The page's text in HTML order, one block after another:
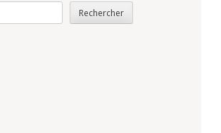
Rechercher